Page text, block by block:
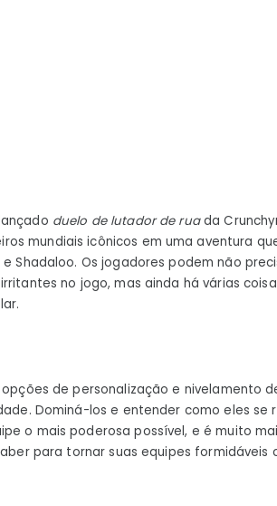
duelo de lutador de ruada
mundiais icônicos em uma aventura
Shadaloo. Os jogadores podem não
no jogo, mas ainda há várias
de personalização e nivelamento
Dominá-los e entender como eles se
o mais poderosa possível, e é muito
para tornar suas equipes formidáveis